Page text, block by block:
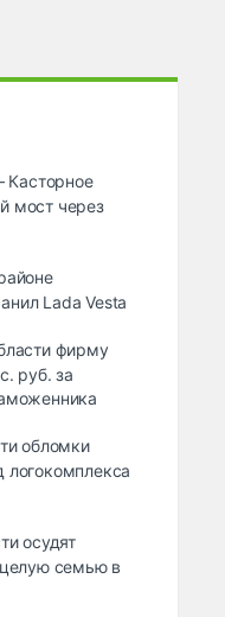
Касторное
мост через
Lada Vesta
фирму
руб. за
обломки
логокомплекса
осудят
целую семью в